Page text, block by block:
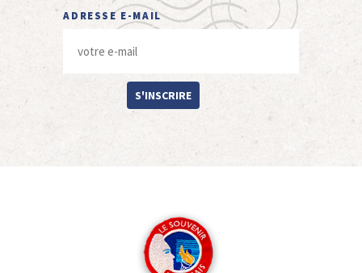
ADRESSE E-MAIL
S'INSCRIRE